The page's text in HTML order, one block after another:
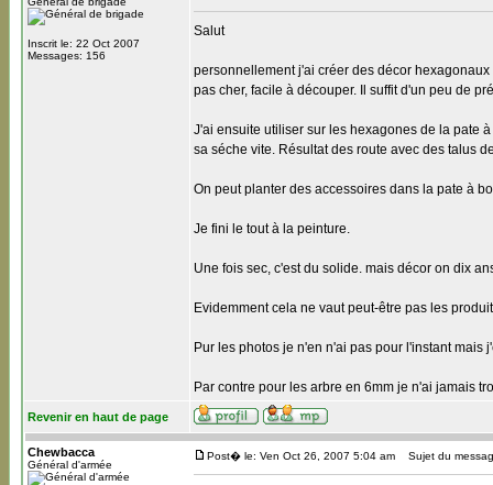
Inscrit le: 22 Oct 2007
Messages: 156
Salut
personnellement j'ai créer des décor
pas cher, facile à découper. Il suffit d'un peu de
J'ai ensuite utiliser sur les hexagones de la pate
sa séche vite. Résultat des route avec des talus
On peut planter des accessoires dans la pate à
Je fini le tout à la peinture.
Une fois sec, c'est du solide. mais décor on dix
Evidemment cela ne vaut peut-être pas les
Pur les photos je n'en n'ai pas pour l'instant mais
Par contre pour les arbre en 6mm je n'ai jamais
Revenir en haut de page
Chewbacca
Général d'armée
Post� le: Ven Oct 26, 2007 5:04 am Sujet du